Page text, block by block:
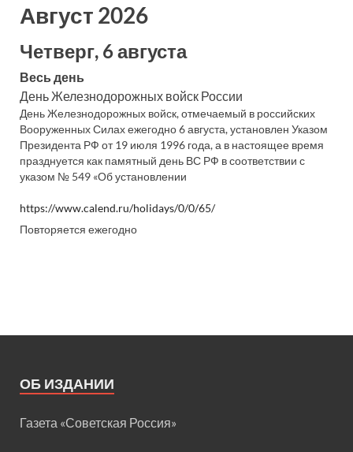
Август 2026
Четверг, 6 августа
Весь день
День Железнодорожных войск России
День Железнодорожных войск, отмечаемый в российских
Вооруженных Силах ежегодно 6 августа, установлен Указом
Президента РФ от 19 июля 1996 года, а в настоящее время
празднуется как памятный день ВС РФ в соответствии с
указом № 549 «Об установлении
https://www.calend.ru/holidays/0/0/65/
Повторяется ежегодно
ОБ ИЗДАНИИ
Газета «Советская Россия»